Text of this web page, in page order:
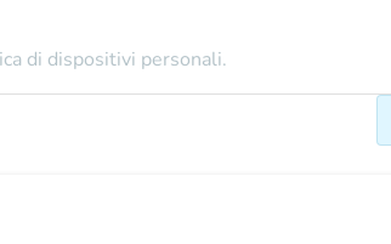
di dispositivi personali.